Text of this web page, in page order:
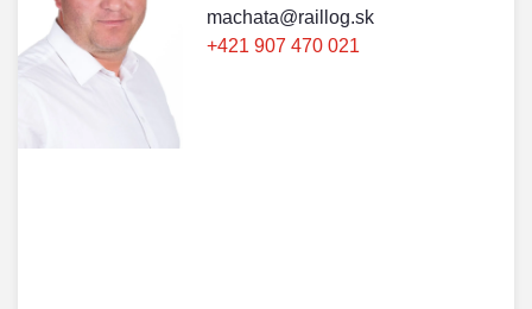
machata@raillog.sk
+421 907 470 021